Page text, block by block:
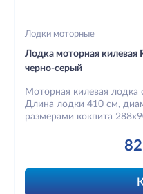
Лодки моторные
Лодка моторная килевая
черно-серый
Моторная килевая
Длина лодки 410 см,
размерами кокпита